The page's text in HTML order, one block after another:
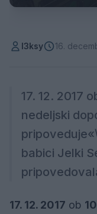
l3ksy 16.
17. 12. 2017
nedeljski
babici Jelki
17. 12. 2017 ob